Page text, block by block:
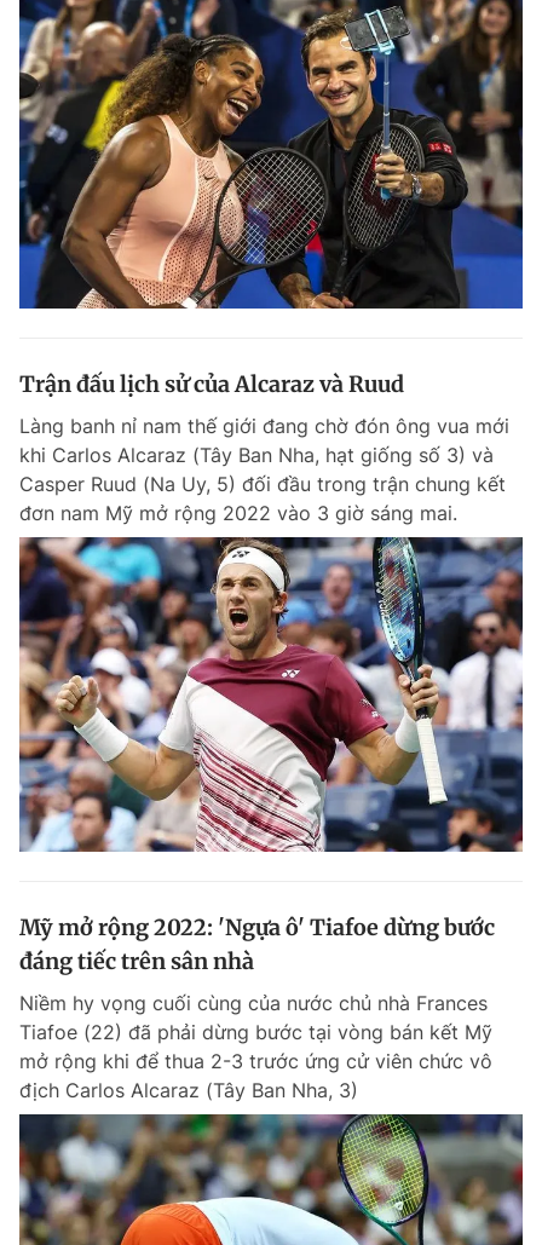
Trận đấu lịch sử của Alcaraz và Ruud
Làng banh nỉ nam thế giới đang chờ đón ông vua mới
khi Carlos Alcaraz (Tây Ban Nha, hạt giống số 3) và
Casper Ruud (Na Uy, 5) đối đầu trong trận chung kết
đơn nam Mỹ mở rộng 2022 vào 3 giờ sáng mai.
Mỹ mở rộng 2022: 'Ngựa ô' Tiafoe dừng bước
đáng tiếc trên sân nhà
Niềm hy vọng cuối cùng của nước chủ nhà Frances
Tiafoe (22) đã phải dừng bước tại vòng bán kết Mỹ
mở rộng khi để thua 2-3 trước ứng cử viên chức vô
địch Carlos Alcaraz (Tây Ban Nha, 3)